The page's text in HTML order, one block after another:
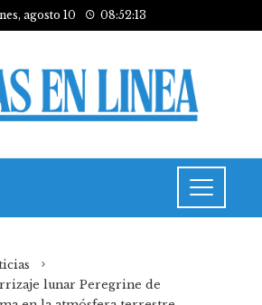
agosto 10 08:52:14
lunar Peregrine de